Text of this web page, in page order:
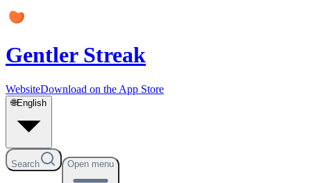
Gentler Streak
WebsiteDownload on the App Store
🌐English
Search Open menu